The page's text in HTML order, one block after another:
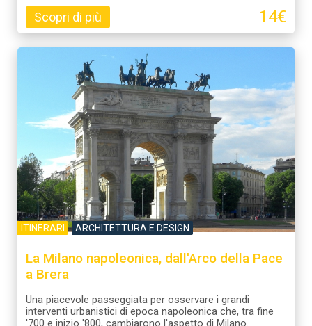
Scopri di più 14€
ITINERARI ARCHITETTURA E DESIGN
La Milano napoleonica, dall'Arco della Pace
a Brera
Una piacevole passeggiata per osservare i grandi
interventi urbanistici di epoca napoleonica che, tra fine
'700 e inizio '800, cambiarono l'aspetto di Milano.